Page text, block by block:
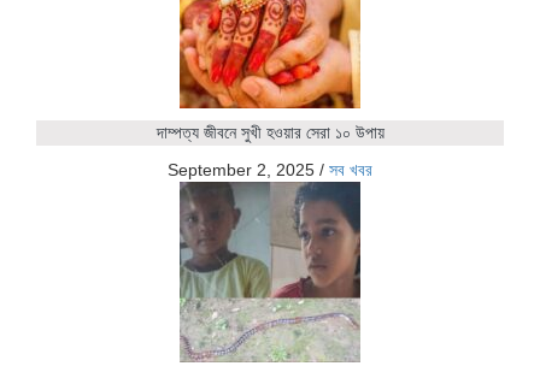
দাম্পত্য জীবনে সুখী হওয়ার সেরা ১০ উপায়
September 2, 2025 / সব খবর